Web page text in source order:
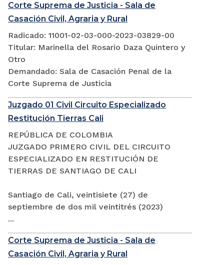
Corte Suprema de Justicia - Sala de
Casación Civil, Agraria y Rural
Radicado: 11001-02-03-000-2023-03829-00
Titular: Marinella del Rosario Daza Quintero y
Otro
Demandado: Sala de Casación Penal de la
Corte Suprema de Justicia
Juzgado 01 Civil Circuito Especializado
Restitución Tierras Cali
REPÚBLICA DE COLOMBIA
JUZGADO PRIMERO CIVIL DEL CIRCUITO
ESPECIALIZADO EN RESTITUCIÓN DE
TIERRAS DE SANTIAGO DE CALI
Santiago de Cali, veintisiete (27) de
septiembre de dos mil veintitrés (2023)
...
Corte Suprema de Justicia - Sala de
Casación Civil, Agraria y Rural